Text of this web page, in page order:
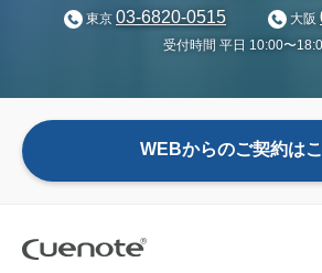
東京 03-6820-0515 大阪
受付時間 平日 10:00〜
WEBからのご契約は